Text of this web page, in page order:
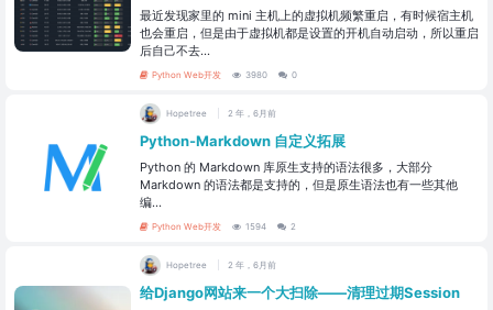
最近发现家里的 mini 主机上的虚拟机频繁重启，有时候宿主机
也会重启，但是由于虚拟机都是设置的开机自动启动，所以重启
后自己不去...
Python Web开发 3980 0
Hopetree 2 年，6月前
Python-Markdown 自定义拓展
Python 的 Markdown 库原生支持的语法很多，大部分
Markdown 的语法都是支持的，但是原生语法也有一些其他
编...
Python Web开发 1594 2
Hopetree 2 年，6月前
给Django网站来一个大扫除——清理过期Session